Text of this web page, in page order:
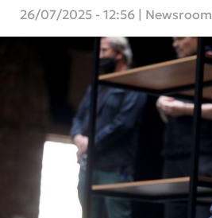
26/07/2025 - 12:56 Newsroom